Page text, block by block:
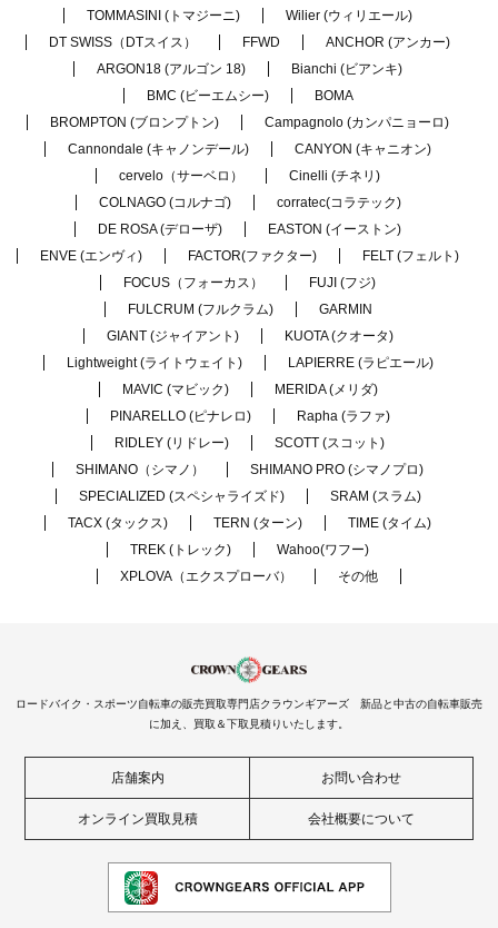
TOMMASINI (トマジーニ)
Wilier (ウィリエール)
DT SWISS（DTスイス）
FFWD
ANCHOR (アンカー)
ARGON18 (アルゴン 18)
Bianchi (ビアンキ)
BMC (ビーエムシー)
BOMA
BROMPTON (ブロンプトン)
Campagnolo (カンパニョーロ)
Cannondale (キャノンデール)
CANYON (キャニオン)
cervelo（サーベロ）
Cinelli (チネリ)
COLNAGO (コルナゴ)
corratec(コラテック)
DE ROSA (デローザ)
EASTON (イーストン)
ENVE (エンヴィ)
FACTOR(ファクター)
FELT (フェルト)
FOCUS（フォーカス）
FUJI (フジ)
FULCRUM (フルクラム)
GARMIN
GIANT (ジャイアント)
KUOTA (クオータ)
Lightweight (ライトウェイト)
LAPIERRE (ラピエール)
MAVIC (マビック)
MERIDA (メリダ)
PINARELLO (ピナレロ)
Rapha (ラファ)
RIDLEY (リドレー)
SCOTT (スコット)
SHIMANO（シマノ）
SHIMANO PRO (シマノプロ)
SPECIALIZED (スペシャライズド)
SRAM (スラム)
TACX (タックス)
TERN (ターン)
TIME (タイム)
TREK (トレック)
Wahoo(ワフー)
XPLOVA（エクスプローバ）
その他
ロードバイク・スポーツ自転車の販売買取専門店クラウンギアーズ 新品と中古の自転車販売
に加え、買取＆下取見積りいたします。
店舗案内 お問い合わせ
オンライン買取見積 会社概要について